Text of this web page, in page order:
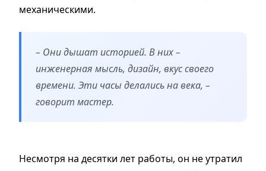
механическими.
– Они дышат историей. В них –
инженерная мысль, дизайн, вкус своего
времени. Эти часы делались на века, –
говорит мастер.
Несмотря на десятки лет работы, он не утратил